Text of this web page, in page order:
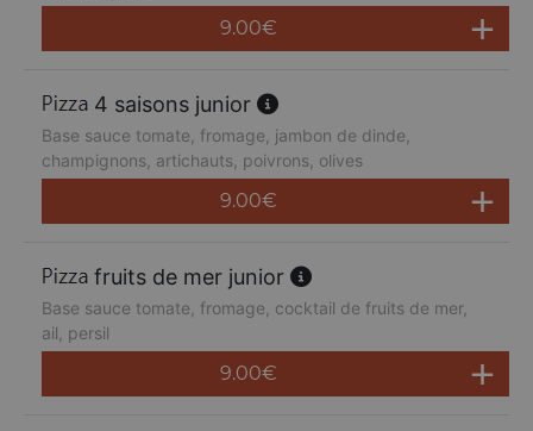
9.00€
4 saisons junior
Base sauce tomate, fromage, jambon de dinde,
champignons, artichauts, poivrons, olives
9.00€
fruits de mer junior
Base sauce tomate, fromage, cocktail de fruits de mer,
ail, persil
9.00€